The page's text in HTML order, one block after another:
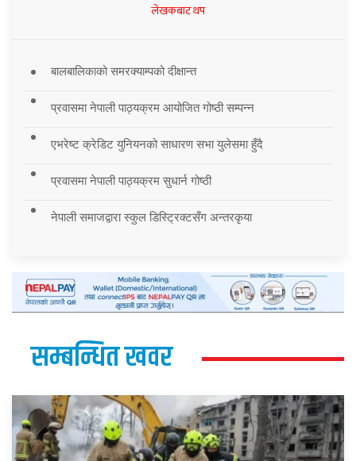
लेखकबाट थप
बालबालिकाको समरक्याम्पको दीक्षान्त
प्रवासमा नेपाली पाठ्यक्रम आयोजित गोष्ठी सम्पन्न
एभरेष्ट क्रेडिट युनियनको साधारण सभा युलेसमा हुँदै
प्रवासमा नेपाली पाठ्यक्रम सुधार्न गोष्ठी
नेपाली समाजद्वारा स्कुल डिस्ट्रिक्टसँग अन्तरकृया
सम्बन्धित खवर